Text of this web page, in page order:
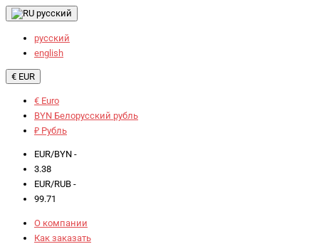
русский
русский
english
€ EUR
€ Euro
BYN Белорусский рубль
₽ Рубль
EUR/BYN -
3.38
EUR/RUB -
99.71
О компании
Как заказать